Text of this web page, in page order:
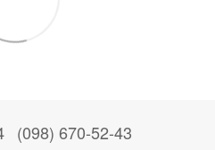
(098) 670-52-43